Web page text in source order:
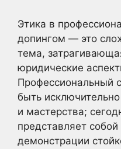
Этика в
допингом — это
тема,
юридические
Профессиональный
быть
и мастерства;
представляет
демонстрации